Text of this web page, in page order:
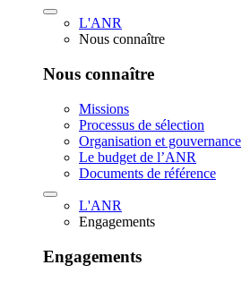
L'ANR
Nous connaître
Nous connaître
Missions
Processus de sélection
Organisation et gouvernance
Le budget de l’ANR
Documents de référence
L'ANR
Engagements
Engagements